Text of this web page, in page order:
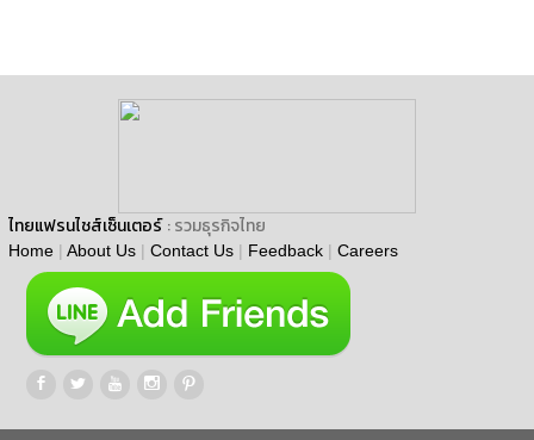
ไทยแฟรนไชส์เซ็นเตอร์ : รวมธุรกิจไทย
Home | About Us | Contact Us | Feedback | Careers